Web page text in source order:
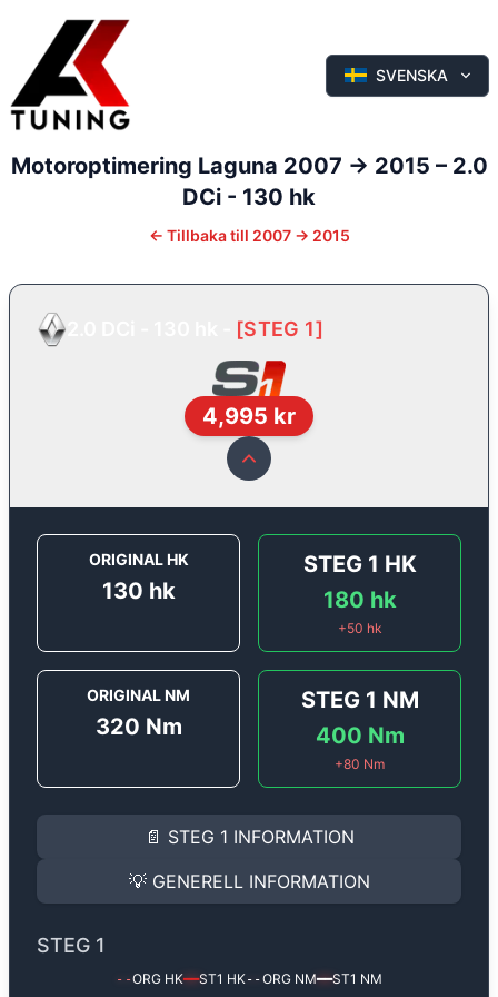
SVENSKA
Motoroptimering Laguna 2007 -> 2015 – 2.0
DCi - 130 hk
← Tillbaka till 2007 -> 2015
[STEG 1]
4,995 kr
ORIGINAL HK
130 hk
STEG 1 HK
180 hk
+50 hk
ORIGINAL NM
320 Nm
STEG 1 NM
400 Nm
+80 Nm
📄 STEG 1 INFORMATION
INFORMATION
Steg 1
Renault Laguna 2.0 DCi -
Effekten ökar från130 hktill180 hkoch
(+50 hk & +80 Nm).
Ger mer effekt, högre vridmoment, lägre
Steg 1 mjukvara justerar vi ett antal
💡 GENERELL INFORMATION
✅ All mjukvara är skräddarsydd för din bil
✅ Felsökning inann samt efter optimering
STEG 1
--ORG HK━━ST1 HK--ORG NM━━ST1 NM